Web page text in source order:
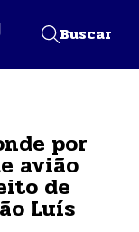
Buscar
por
avião
de
Luís